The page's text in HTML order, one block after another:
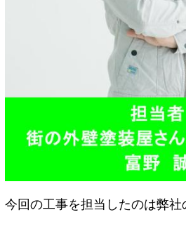
今回の工事を担当したのは弊社